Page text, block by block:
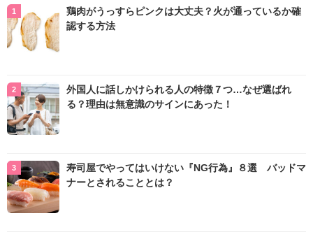
鶏肉がうっすらピンクは大丈夫？火が通っているか確
認する方法
外国人に話しかけられる人の特徴７つ…なぜ選ばれ
る？理由は無意識のサインにあった！
寿司屋でやってはいけない『NG行為』８選 バッドマ
ナーとされることとは？